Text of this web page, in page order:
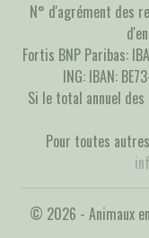
N° d'agrément des
Fortis BNP Paribas:
ING: IBAN:
Si le total annuel
Pour toutes
© 2026 - Animaux